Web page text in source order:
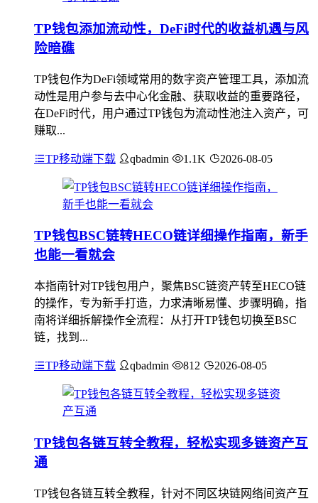
TP钱包添加流动性，DeFi时代的收益机遇与风
险暗礁
TP钱包作为DeFi领域常用的数字资产管理工具，添加流
动性是用户参与去中心化金融、获取收益的重要路径，
在DeFi时代，用户通过TP钱包为流动性池注入资产，可
赚取...
TP移动端下载 qbadmin 1.1K 2026-08-05
TP钱包BSC链转HECO链详细操作指南，新手
也能一看就会
本指南针对TP钱包用户，聚焦BSC链资产转至HECO链
的操作，专为新手打造，力求清晰易懂、步骤明确，指
南将详细拆解操作全流程：从打开TP钱包切换至BSC
链，找到...
TP移动端下载 qbadmin 812 2026-08-05
TP钱包各链互转全教程，轻松实现多链资产互
通
TP钱包各链互转全教程，针对不同区块链网络间资产互